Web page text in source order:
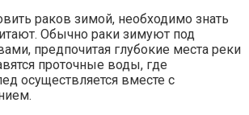
раков зимой, необходимо знать
Обычно раки зимуют под
предпочитая глубокие места реки
проточные воды, где
осуществляется вместе с